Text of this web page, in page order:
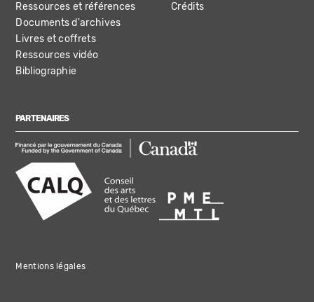
Ressources et références
Documents d'archives
Livres et coffrets
Ressources vidéo
Bibliographie
Crédits
PARTENAIRES
Mentions légales